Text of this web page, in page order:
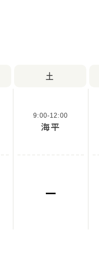
土
9:00-12:00
海平